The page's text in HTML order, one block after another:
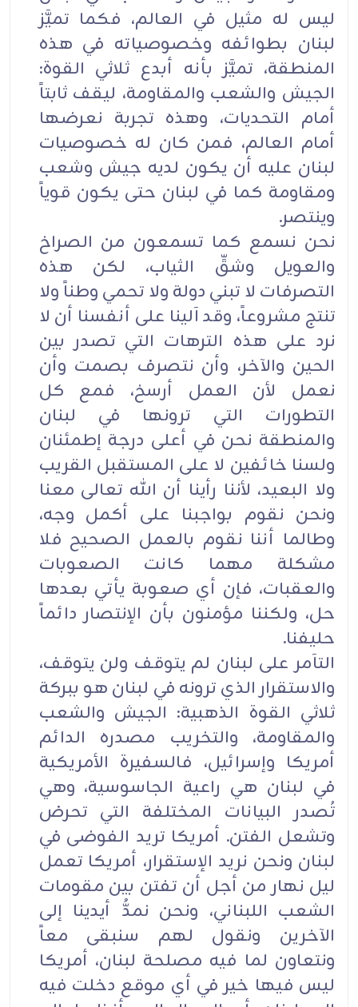
ليس له مثيل في العالم، فكما تميَّز
لبنان بطوائفه وخصوصياته في هذه
المنطقة، تميَّز بأنه أبدع ثلاثي القوة:
الجيش والشعب والمقاومة، ليقف ثابتاً
أمام التحديات، وهذه تجربة نعرضها
أمام العالم، فمن كان له خصوصيات
لبنان عليه أن يكون لديه جيش وشعب
ومقاومة كما في لبنان حتى يكون قوياً
وينتصر.
نحن نسمع كما تسمعون من الصراخ
والعويل وشقِّ الثياب، لكن هذه
التصرفات لا تبني دولة ولا تحمي وطناً ولا
تنتج مشروعاً، وقد آلينا على أنفسنا أن لا
نرد على هذه الترهات التي تصدر بين
الحين والآخر، وأن نتصرف بصمت وأن
نعمل لأن العمل أرسخ، فمع كل
التطورات التي ترونها في لبنان
والمنطقة نحن في أعلى درجة إطمئنان
ولسنا خائفين لا على المستقبل القريب
ولا البعيد، لأننا رأينا أن الله تعالى معنا
ونحن نقوم بواجبنا على أكمل وجه،
وطالما أننا نقوم بالعمل الصحيح فلا
مشكلة مهما كانت الصعوبات
والعقبات، فإن أي صعوبة يأتي بعدها
حل، ولكننا مؤمنون بأن الإنتصار دائماً
حليفنا.
التآمر على لبنان لم يتوقف ولن يتوقف،
والاستقرار الذي ترونه في لبنان هو ببركة
ثلاثي القوة الذهبية: الجيش والشعب
والمقاومة، والتخريب مصدره الدائم
أمريكا وإسرائيل، فالسفيرة الأمريكية
في لبنان هي راعية الجاسوسية، وهي
تُصدر البيانات المختلفة التي تحرض
وتشعل الفتن. أمريكا تريد الفوضى في
لبنان ونحن نريد الإستقرار، أمريكا تعمل
ليل نهار من أجل أن تفتن بين مقومات
الشعب اللبناني، ونحن نمدُّ أيدينا إلى
الآخرين ونقول لهم سنبقى معاً
ونتعاون لما فيه مصلحة لبنان، أمريكا
ليس فيها خير في أي موقع دخلت فيه